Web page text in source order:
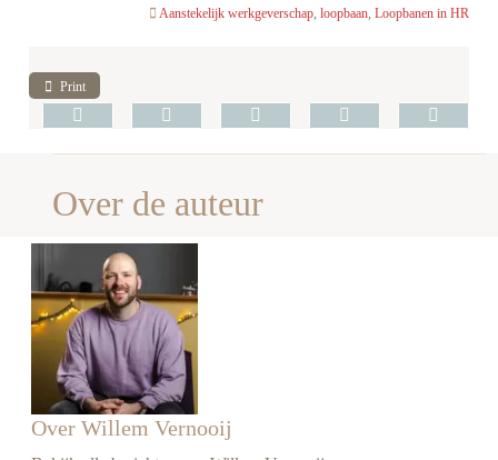
Aanstekelijk werkgeverschap, loopbaan, Loopbanen in HR
Print
Over de auteur
Over Willem Vernooij